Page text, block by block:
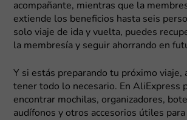
acompañante, mientras que la
extiende los beneficios hasta seis
solo viaje de ida y vuelta, puedes
la membresía y seguir ahorrando en
Y si estás preparando tu próximo viaje,
tener todo lo necesario. En AliExpress
encontrar mochilas, organizadores,
audífonos y otros accesorios útiles